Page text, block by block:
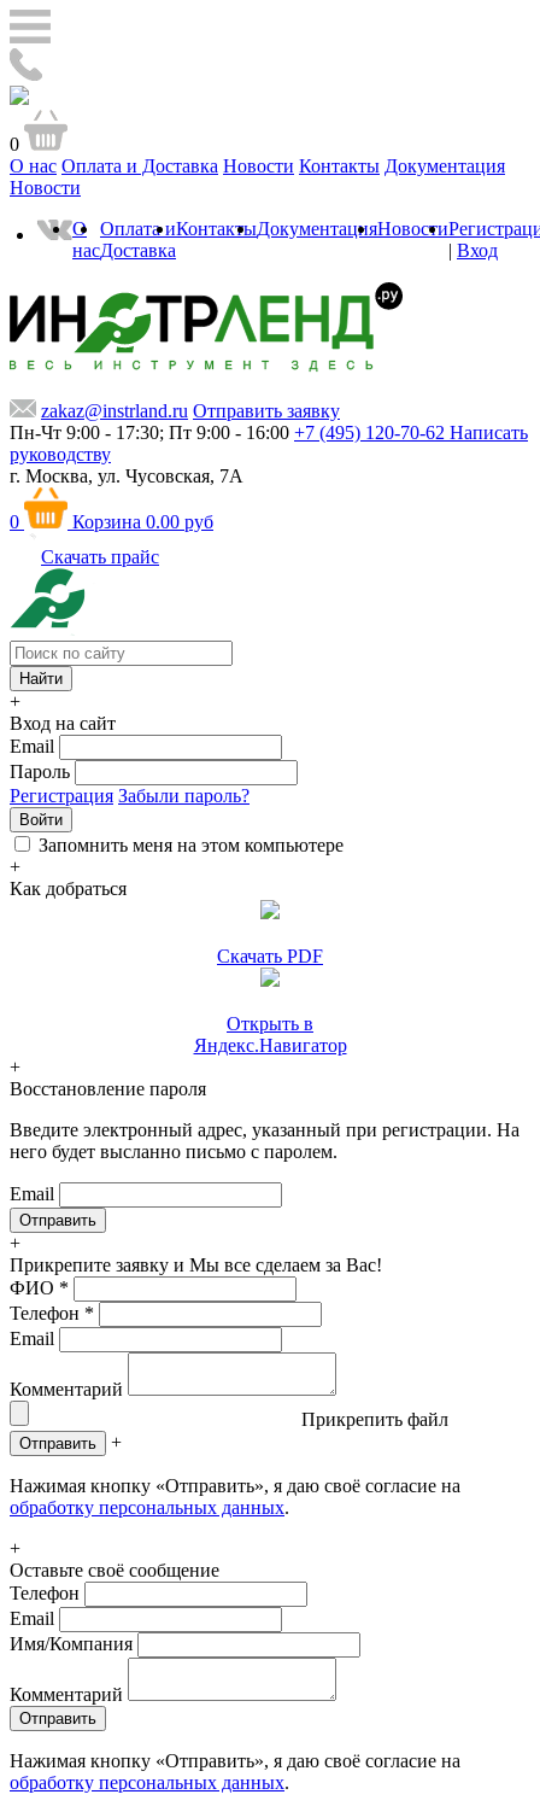
0
О нас Оплата и Доставка Новости Контакты Документация
Новости
О
нас
Оплата и
Доставка
КонтактыДокументацияНовости
| Вход
zakaz@instrland.ru Отправить заявку
Пн-Чт 9:00 - 17:30; Пт 9:00 - 16:00 +7 (495) 120-70-62 Написать
руководству
г. Москва, ул. Чусовская, 7А
0 Корзина 0.00 руб
Скачать прайс
+
Вход на сайт
Email
Пароль
Регистрация Забыли пароль?
Войти
Запомнить меня на этом компьютере
+
Как добраться
Скачать PDF
Открыть в
Яндекс.Навигатор
+
Восстановление пароля
Введите электронный адрес, указанный при регистрации. На
него будет высланно письмо с паролем.
Email
+
Прикрепите заявку и Мы все сделаем за Вас!
ФИО *
Телефон *
Email
Комментарий
Прикрепить файл
Отправить +
Нажимая кнопку «Отправить», я даю своё согласие на
обработку персональных данных.
+
Оставьте своё сообщение
Телефон
Email
Имя/Компания
Комментарий
Отправить
Нажимая кнопку «Отправить», я даю своё согласие на
обработку персональных данных.